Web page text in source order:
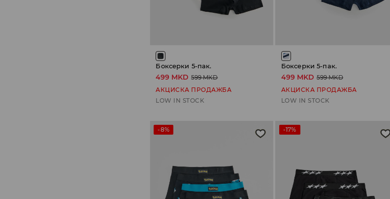
Боксерки 5-пак.
499 MKD 599 MKD
АКЦИСКА ПРОДАЖБА
LOW IN STOCK
Боксерки 5-пак.
499 MKD 599 MKD
АКЦИСКА ПРОДАЖБА
LOW IN STOCK
-8% -17%